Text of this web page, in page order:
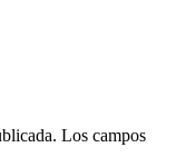
Los campos